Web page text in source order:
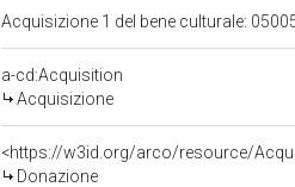
Acquisizione 1 del bene culturale:
a-cd:Acquisition
Acquisizione
<https://w3id.org/arco/resource/
Donazione